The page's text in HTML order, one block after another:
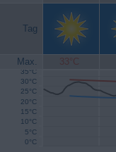
Tag
Max. 33°C
0°C
5°C
10°C
15°C
20°C
25°C
30°C
35°C